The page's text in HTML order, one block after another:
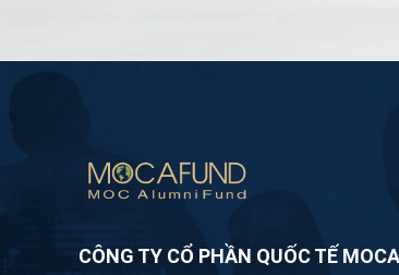
CÔNG TY CỔ PHẦN QUỐC TẾ